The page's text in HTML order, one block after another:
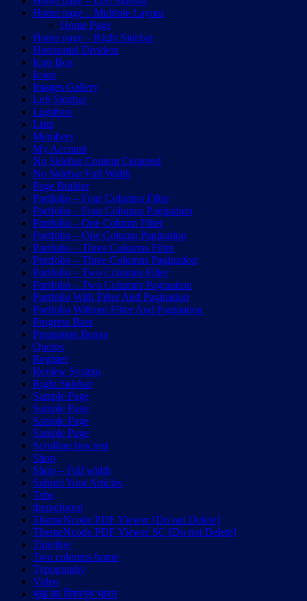
Home page – Multiple Layout
Home Page
Home page – Right Sidebar
Horizontal Dividers
Icon Box
Icons
Images Gallery
Left Sidebar
Lightbox
Lists
Members
My Account
No Sidebar Content Centered
No Sidebar Full Width
Page Builder
Portfolio – Four Columns Filter
Portfolio – Four Columns Pagination
Portfolio – One Column Filter
Portfolio – One Column Pagination
Portfolio – Three Columns Filter
Portfolio – Three Columns Pagination
Portfolio – Two Columns Filter
Portfolio – Two Columns Pagination
Portfolio With Filter And Pagination
Portfolio Without Filter And Pagination
Progress Bars
Promotion Boxes
Quotes
Register
Review System
Right Sidebar
Sample Page
Sample Page
Sample Page
Sample Page
Scrolling box test
Shop
Shop – Full width
Submit Your Articles
Tabs
themeforest
ThemeNcode PDF Viewer [Do not Delete]
ThemeNcode PDF Viewer SC [Do not Delete]
Timeline
Two columns home
Typography
Video
भूख का विश्वगुरु भारत